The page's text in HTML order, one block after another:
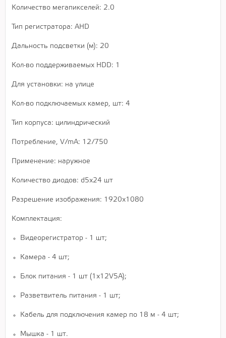
Количество мегапикселей: 2.0
Тип регистратора: AHD
Дальность подсветки (м): 20
Кол-во поддерживаемых HDD: 1
Для установки: на улице
Кол-во подключаемых камер, шт: 4
Тип корпуса: цилиндрический
Потребление, V/mA: 12/750
Применение: наружное
Количество диодов: d5x24 шт
Разрешение изображения: 1920х1080
Комплектация:
Видеорегистратор - 1 шт;
Камера - 4 шт;
Блок питания - 1 шт (1х12V5А);
Разветвитель питания - 1 шт;
Кабель для подключения камер по 18 м - 4 шт;
Мышка - 1 шт.